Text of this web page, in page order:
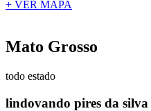
+ VER MAPA
Mato Grosso
todo estado
lindovando pires da